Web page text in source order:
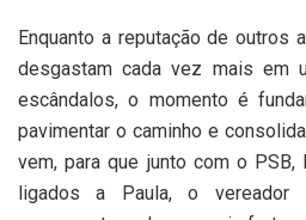
Enquanto a reputação de outros
desgastam cada vez mais em
escândalos, o momento é
pavimentar o caminho e
vem, para que junto com o
ligados a Paula, o vereador